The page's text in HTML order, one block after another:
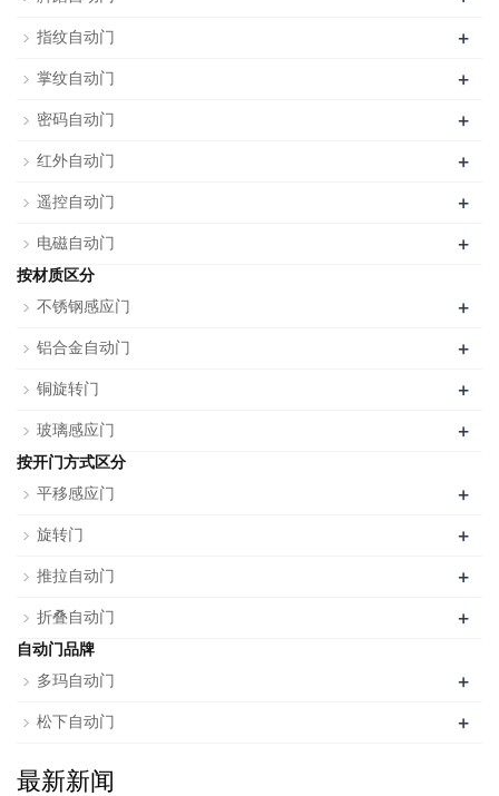
指纹自动门 +
掌纹自动门 +
密码自动门 +
红外自动门 +
遥控自动门 +
电磁自动门 +
按材质区分
不锈钢感应门
+
铝合金自动门 +
铜旋转门 +
玻璃感应门 +
按开门方式区分
平移感应门
+
旋转门 +
推拉自动门 +
折叠自动门 +
自动门品牌
多玛自动门
+
松下自动门 +
最新新闻